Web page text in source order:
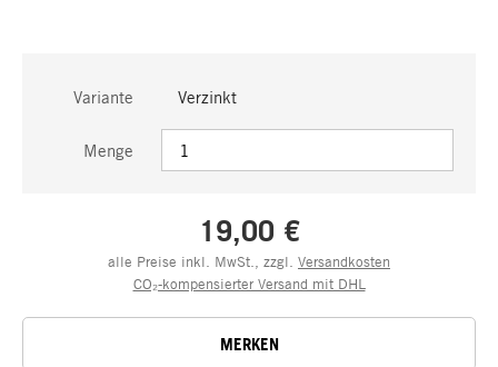
Variante Verzinkt
Menge
19,00 €
alle Preise inkl. MwSt., zzgl. Versandkosten
CO₂-kompensierter Versand mit DHL
MERKEN